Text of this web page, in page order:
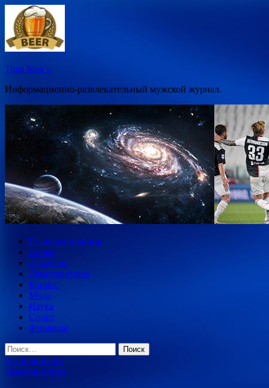
Перейти
содержимому
Time Men`s.
Информационно-развлекательный мужской журнал.
Главная страница
Games
Алкоголь
Демотиваторы
Космос
Мода
Наука
Спорт
Финансы
Найти:
Главное меню
Демотиваторы